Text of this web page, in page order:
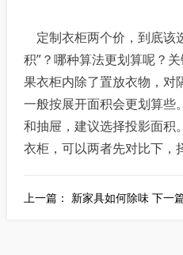
定制衣柜两个价，到底该
积”？哪种算法更划算呢？
果衣柜内除了置放衣物，对
一般按展开面积会更划算些
和抽屉，建议选择投影面积
衣柜，可以两者先对比下，
上一篇： 新家具如何除味 下一